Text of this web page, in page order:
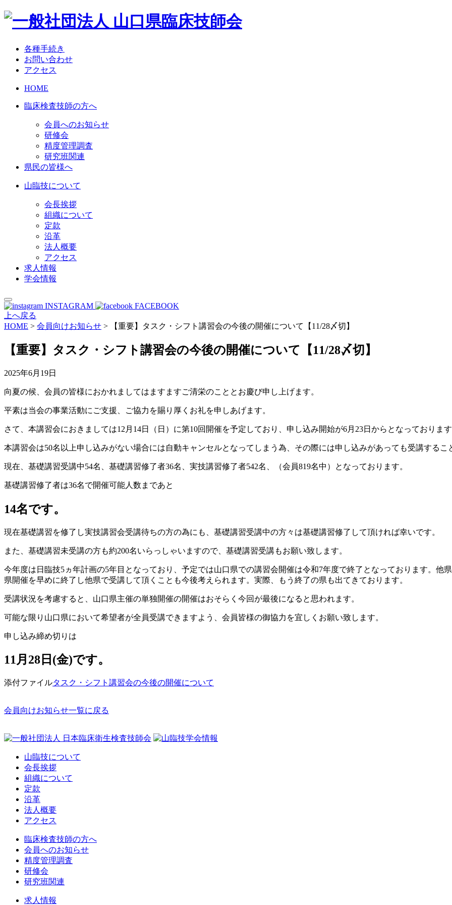
各種手続き
お問い合わせ
アクセス
HOME
臨床検査技師の方へ
会員へのお知らせ
研修会
精度管理調査
研究班関連
県民の皆様へ
山臨技について
会長挨拶
組織について
定款
沿革
法人概要
アクセス
求人情報
学会情報
INSTAGRAM
FACEBOOK
上へ戻る
HOME > 会員向けお知らせ > 【重要】タスク・シフト講習会の今後の開催について【11/28〆切】
【重要】タスク・シフト講習会の今後の開催について【11/28〆切】
2025年6月19日
向夏の候、会員の皆様におかれましてはますますご清栄のこととお慶び申し上げます。
平素は当会の事業活動にご支援、ご協力を賜り厚くお礼を申しあげます。
さて、本講習会におきましては12月14日（日）に第10回開催を予定しており、申し込み開始が6月23日からとなっております
本講習会は50名以上申し込みがない場合には自動キャンセルとなってしまう為、その際には申し込みがあっても受講するこ
現在、基礎講習受講中54名、基礎講習修了者36名、実技講習修了者542名、（会員819名中）となっております。
基礎講習修了者は36名で開催可能人数まであと
14名です。
現在基礎講習を修了し実技講習会受講待ちの方の為にも、基礎講習受講中の方々は基礎講習修了して頂ければ幸いです。
また、基礎講習未受講の方も約200名いらっしゃいますので、基礎講習受講もお願い致します。
今年度は日臨技5ヵ年計画の5年目となっており、予定では山口県での講習会開催は令和7年度で終了となっております。他
県開催を早めに終了し他県で受講して頂くことも今後考えられます。実際、もう終了の県も出てきております。
受講状況を考慮すると、山口県主催の単独開催の開催はおそらく今回が最後になると思われます。
可能な限り山口県において希望者が全員受講できますよう、会員皆様の御協力を宜しくお願い致します。
申し込み締め切りは
11月28日(金)です。
添付ファイルタスク・シフト講習会の今後の開催について
会員向けお知らせ一覧に戻る
山臨技について
会長挨拶
組織について
定款
沿革
法人概要
アクセス
臨床検査技師の方へ
会員へのお知らせ
精度管理調査
研修会
研究班関連
求人情報